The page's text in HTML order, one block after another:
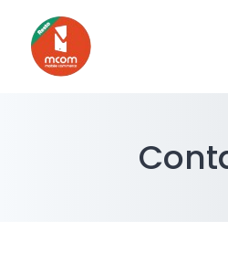
content